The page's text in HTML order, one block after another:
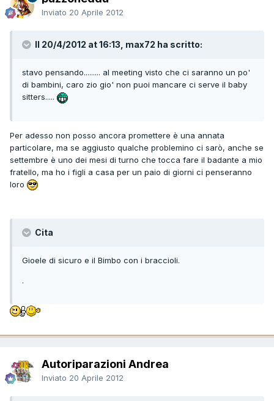
Inviato 20 Aprile 2012
Il 20/4/2012 at 16:13, max72 ha scritto:
stavo pensando......... al meeting visto che ci saranno un po'
di bambini, caro zio gio' non puoi mancare ci serve il baby
sitters.....
Per adesso non posso ancora promettere è una annata
particolare, ma se aggiusto qualche problemino ci sarò, anche se
settembre è uno dei mesi di turno che tocca fare il badante a mio
fratello, ma ho i figli a casa per un paio di giorni ci penseranno
loro
Cita
Gioele di sicuro e il Bimbo con i braccioli.
.
Autoriparazioni Andrea
Inviato 20 Aprile 2012